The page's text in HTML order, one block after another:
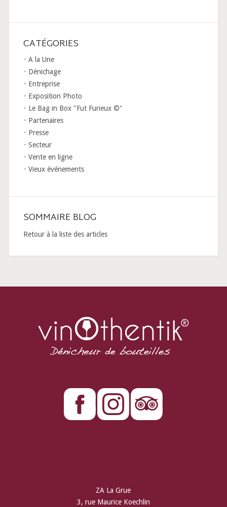
CATÉGORIES
A la Une
Dénichage
Entreprise
Exposition Photo
Le Bag in Box "Fut Furieux ©"
Partenaires
Presse
Secteur
Vente en ligne
Vieux événements
SOMMAIRE BLOG
Retour à la liste des articles
ZA La Grue
3, rue Maurice Koechlin